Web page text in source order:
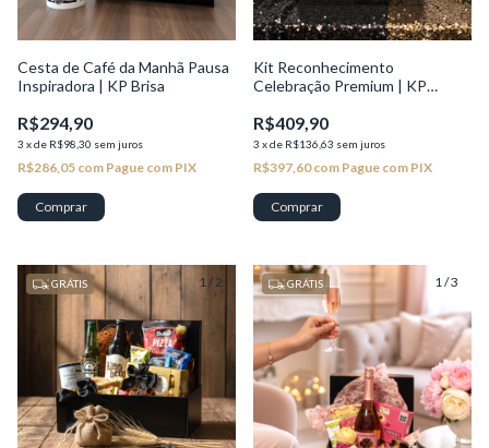
Cesta de Café da Manhã Pausa
Inspiradora | KP Brisa
R$294,90
3 xde R$98,30 sem juros
R$286,05 com Pague com PIX
Kit Reconhecimento
Celebração Premium | KP
R$409,90
3 xde R$136,63 sem juros
R$397,60com Pague com PIX
1/2
GRÁTIS 1/3
GRÁTIS